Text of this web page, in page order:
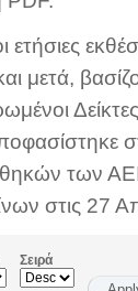
ετήσιες
μετά,
των
στις 27
Σειρά